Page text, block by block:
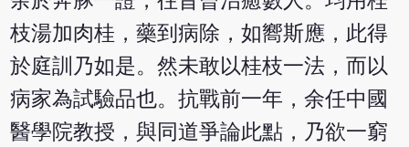
枝湯加肉桂，藥到病除，如嚮斯應，此得
於庭訓乃如是。然未敢以桂枝一法，而以
病家為試驗品也。抗戰前一年，余任中國
醫學院教授，與同道爭論此點，乃欲一窮